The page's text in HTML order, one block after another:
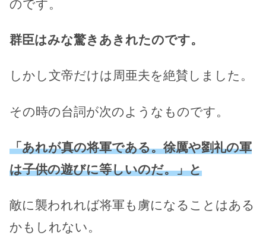
のです。
群臣はみな驚きあきれたのです。
しかし文帝だけは周亜夫を絶賛しました。
その時の台詞が次のようなものです。
「あれが真の将軍である。徐厲や劉礼の軍
は子供の遊びに等しいのだ。」と
敵に襲われれば将軍も虜になることはある
かもしれない。